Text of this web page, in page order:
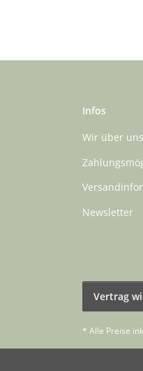
Infos
Wir über uns
Newsletter
Vertrag
* Alle Preise